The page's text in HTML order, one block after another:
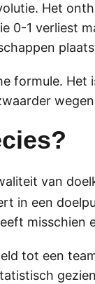
Het
0-1 verliest
formule.
van
in een
misschien
tot een